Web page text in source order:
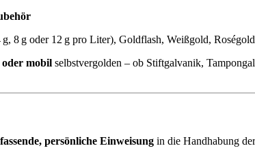
8 g oder 12 g pro Liter), Goldflash, Weißgold, Roségold
mobil selbstvergolden – ob Stiftgalvanik,
persönliche Einweisung in die Handhabung